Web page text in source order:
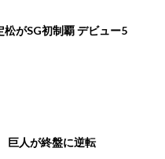
松がSG初制覇 デビュー5
巨人が終盤に逆転